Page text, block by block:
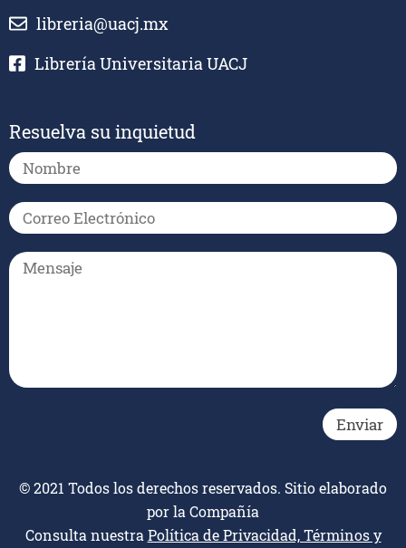
libreria@uacj.mx
Librería Universitaria UACJ
Resuelva su inquietud
© 2021 Todos los derechos reservados. Sitio elaborado
por la Compañía
Consulta nuestraPolítica de Privacidad, Términos y